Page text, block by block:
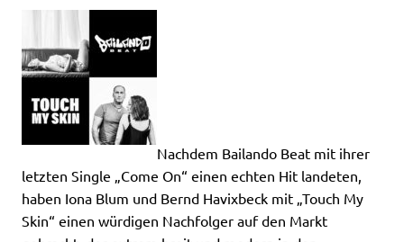
Nachdem Bailando Beat mit ihrer
letzten Single „Come On“ einen echten Hit landeten,
haben Iona Blum und Bernd Havixbeck mit „Touch My
Skin“ einen würdigen Nachfolger auf den Markt